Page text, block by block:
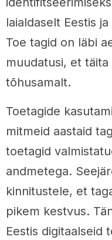
laialdaselt Eestis
Toe tagid on läbi
muudatusi, et
tõhusamalt.
Toetagide
mitmeid aastaid
toetagid
andmetega.
kinnitustele, et
pikem kestvus.
Eestis digitaalseid